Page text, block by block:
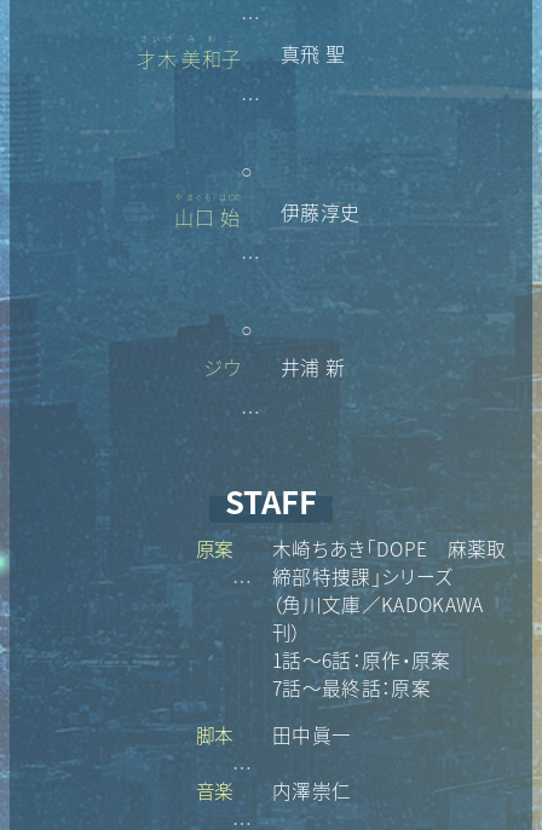
…
才木
さいき
美和子
みわこ
…
真飛 聖
○
山口
やまぐち
始
はじめ
…
伊藤淳史
○
ジウ
…
井浦 新
STAFF
原案
…
木崎ちあき「DOPE 麻薬取
締部特捜課」シリーズ
（角川文庫／KADOKAWA
刊）
1話～6話：原作・原案
7話～最終話：原案
脚本
…
田中眞一
音楽
…
内澤崇仁